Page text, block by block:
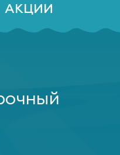
АКЦИИ